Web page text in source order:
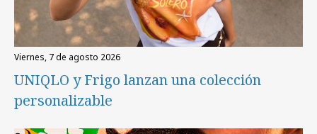
viernes, 7 de agosto 2026
UNIQLO y Frigo lanzan una colección
personalizable